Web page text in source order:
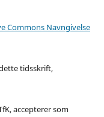
Commons Navngivelse
tidsskrift,
accepterer som